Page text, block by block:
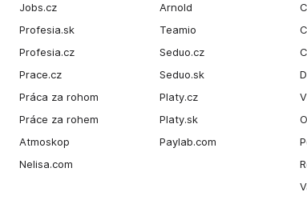
Jobs.cz
Profesia.sk
Profesia.cz
Prace.cz
Práca za rohom
Práce za rohem
Atmoskop
Nelisa.com
Arnold
Teamio
Seduo.cz
Seduo.sk
Platy.cz
Platy.sk
Paylab.com